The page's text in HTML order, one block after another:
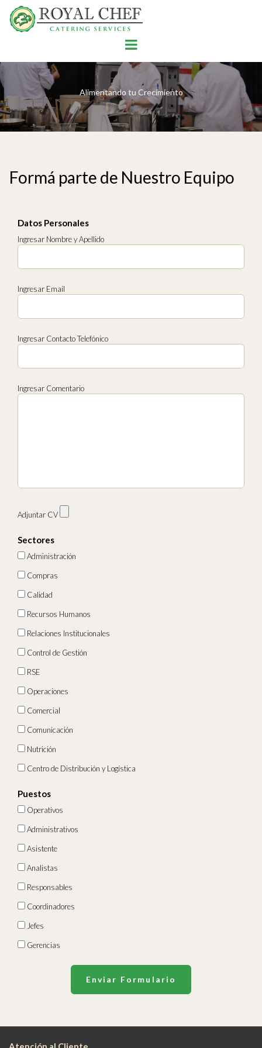
Alimentando tu Crecimiento
Formá parte de Nuestro Equipo
Datos Personales
Ingresar Nombre y Apellido
Ingresar Email
Ingresar Contacto Telefónico
Ingresar Comentario
Adjuntar CV
Sectores
Administración
Compras
Calidad
Recursos Humanos
Relaciones Institucionales
Control de Gestión
RSE
Operaciones
Comercial
Comunicación
Nutrición
Centro de Distribución y Logística
Puestos
Operativos
Administrativos
Asistente
Analistas
Responsables
Coordinadores
Jefes
Gerencias
Enviar Formulario